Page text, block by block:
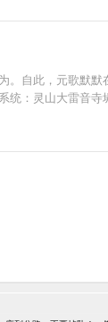
自此，元歌默默
统：灵山大雷音